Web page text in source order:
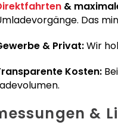
&
Das
& Privat:Wir
Kosten:
&